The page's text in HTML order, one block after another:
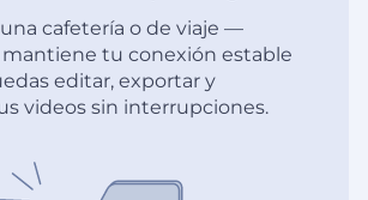
una cafetería o de viaje —
mantiene tu conexión estable
editar, exportar y
videos sin interrupciones.